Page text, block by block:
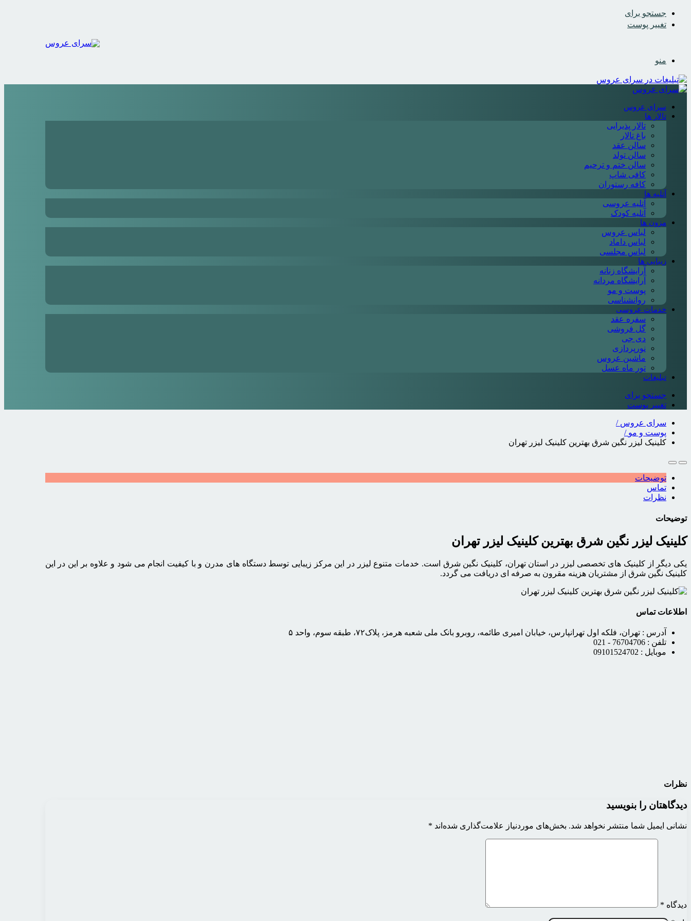
جستجو برای
تغییر پوست
منو
سرای عروس
تالار ها
تالار پذیرایی
باغ تالار
سالن عقد
سالن تولد
سالن ختم و ترحیم
کافی شاپ
کافه رستوران
آتلیه ها
آتلیه عروسی
آتلیه کودک
مزون ها
لباس عروس
لباس داماد
لباس مجلسی
زیبایی ها
آرایشگاه زنانه
آرایشگاه مردانه
پوست و مو
روانشناسی
خدمات عروسی
سفره عقد
گل فروشی
دی جی
نورپردازی
ماشین عروس
تور ماه عسل
تبلیغات
جستجو برای
تغییر پوست
سرای عروس /
پوست و مو /
کلینیک لیزر نگین شرق بهترین کلینیک لیزر تهران
توضیحات
تماس
نظرات
توضیحات
کلینیک لیزر نگین شرق بهترین کلینیک لیزر تهران
یکی دیگر از کلینیک های تخصصی لیزر در استان تهران، کلینیک نگین شرق است. خدمات متنوع لیزر در این مرکز زیبایی توسط دستگاه های مدرن و با کیفیت انجام می شود و علاوه بر این در این
کلینیک نگین شرق از مشتریان هزینه مقرون به صرفه ای دریافت می گردد.
اطلاعات تماس
آدرس : تهران، فلکه اول تهرانپارس، خیابان امیری طائمه، روبرو بانک ملی شعبه هرمز، پلاک۷۲، طبقه سوم، واحد ۵
تلفن : 76704706 - 021
موبایل : 09101524702
نظرات
دیدگاهتان را بنویسید
نشانی ایمیل شما منتشر نخواهد شد. بخش‌های موردنیاز علامت‌گذاری شده‌اند *
دیدگاه *